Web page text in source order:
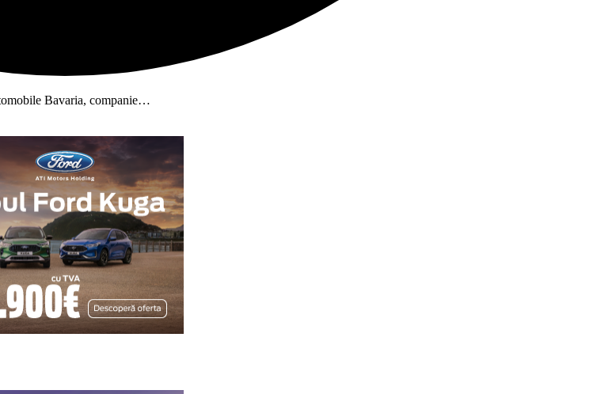
Bavaria, companie…